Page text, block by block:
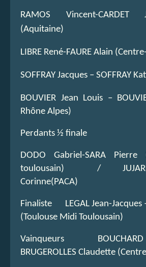
RAMOS Vincent-CARDET
(Aquitaine)
LIBRE René-FAURE Alain
SOFFRAY Jacques – SOFFRAY
BOUVIER Jean Louis –
Rhône Alpes)
Perdants ½ finale
DODO Gabriel-SARA Pierre
toulousain) / JUJARD
Corinne(PACA)
Finaliste LEGAL Jean-Jacques
(Toulouse Midi Toulousain)
Vainqueurs
BRUGEROLLES Claudette